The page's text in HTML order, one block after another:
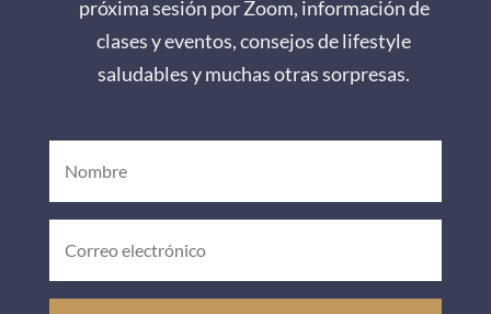
próxima sesión por Zoom, información de
clases y eventos, consejos de lifestyle
saludables y muchas otras sorpresas.